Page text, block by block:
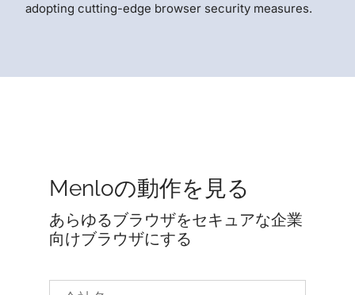
adopting cutting-edge browser security measures.
Menloの動作を見る
あらゆるブラウザをセキュアな企業
向けブラウザにする